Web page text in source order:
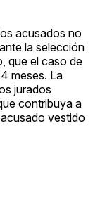
acusados no
la selección
que el caso de
meses. La
jurados
contribuya a
vestido